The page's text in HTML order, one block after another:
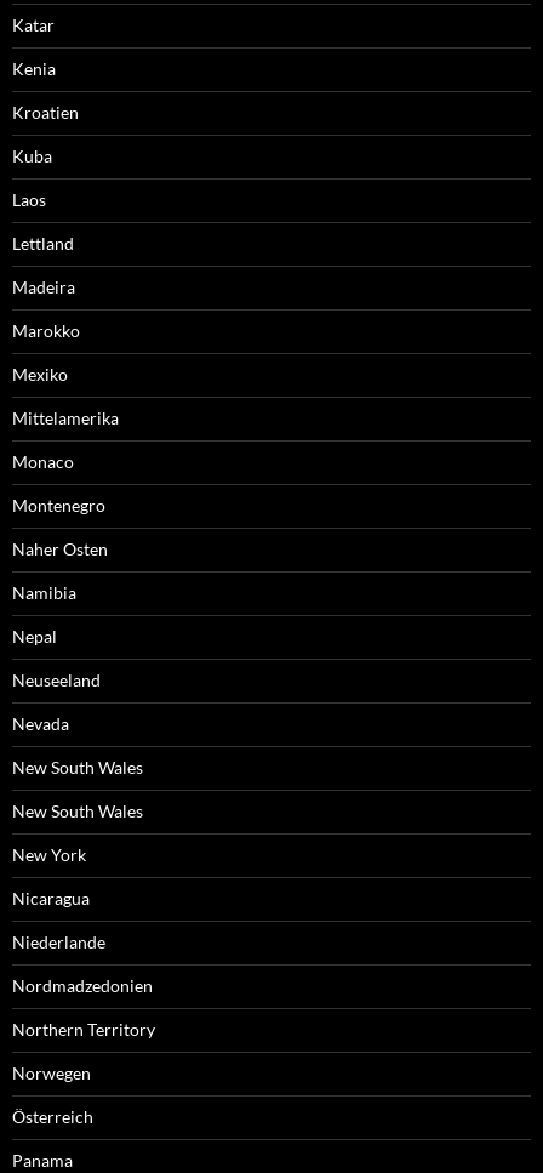
Katar
Kenia
Kroatien
Kuba
Laos
Lettland
Madeira
Marokko
Mexiko
Mittelamerika
Monaco
Montenegro
Naher Osten
Namibia
Nepal
Neuseeland
Nevada
New South Wales
New South Wales
New York
Nicaragua
Niederlande
Nordmadzedonien
Northern Territory
Norwegen
Österreich
Panama